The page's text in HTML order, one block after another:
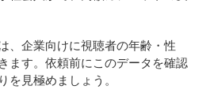
、企業向けに視聴者の年齢・性
ます。依頼前にこのデータを確認
を見極めましょう。